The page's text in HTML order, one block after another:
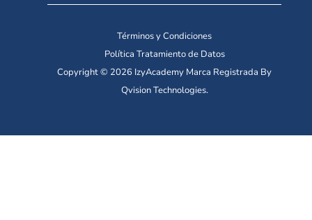
Términos y Condiciones
Política Tratamiento de Datos
Copyright © 2026 IzyAcademy Marca Registrada By
Qvision Technologies.